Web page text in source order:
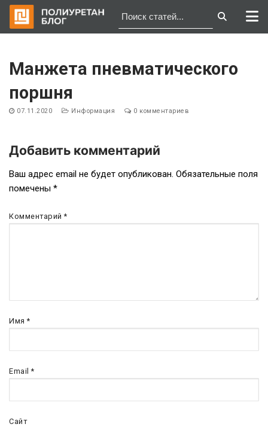
содержимому
Манжета пневматического
поршня
07.11.2020 Информация 0 комментариев
Навигация
по
записям
Добавить комментарий
Ваш адрес email не будет опубликован. Обязательные поля
помечены *
Комментарий*
Имя*
Email*
Сайт